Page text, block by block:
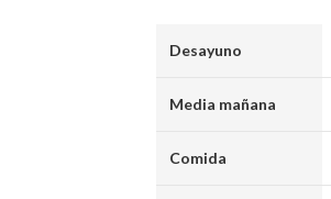
Desayuno
Media mañana
Comida